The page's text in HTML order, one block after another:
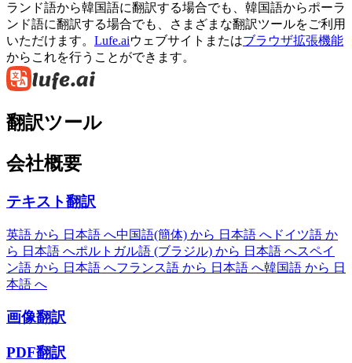
ランド語から韓国語に翻訳する場合でも、韓国語からポーラ
ンド語に翻訳する場合でも、さまざまな翻訳ツールをご利用
いただけます。 Lufe.aiウェブサイトまたはブラウザ拡張機能
からこれを行うことができます。
翻訳ツール
会社概要
テキスト翻訳
英語 から 日本語 へ中国語(簡体) から 日本語 へ ドイツ語 か
ら 日本語 へポルトガル語 (ブラジル) から 日本語 へスペイ
ン語 から 日本語 へフランス語 から 日本語 へ韓国語 から 日
本語 へ
画像翻訳
PDF翻訳